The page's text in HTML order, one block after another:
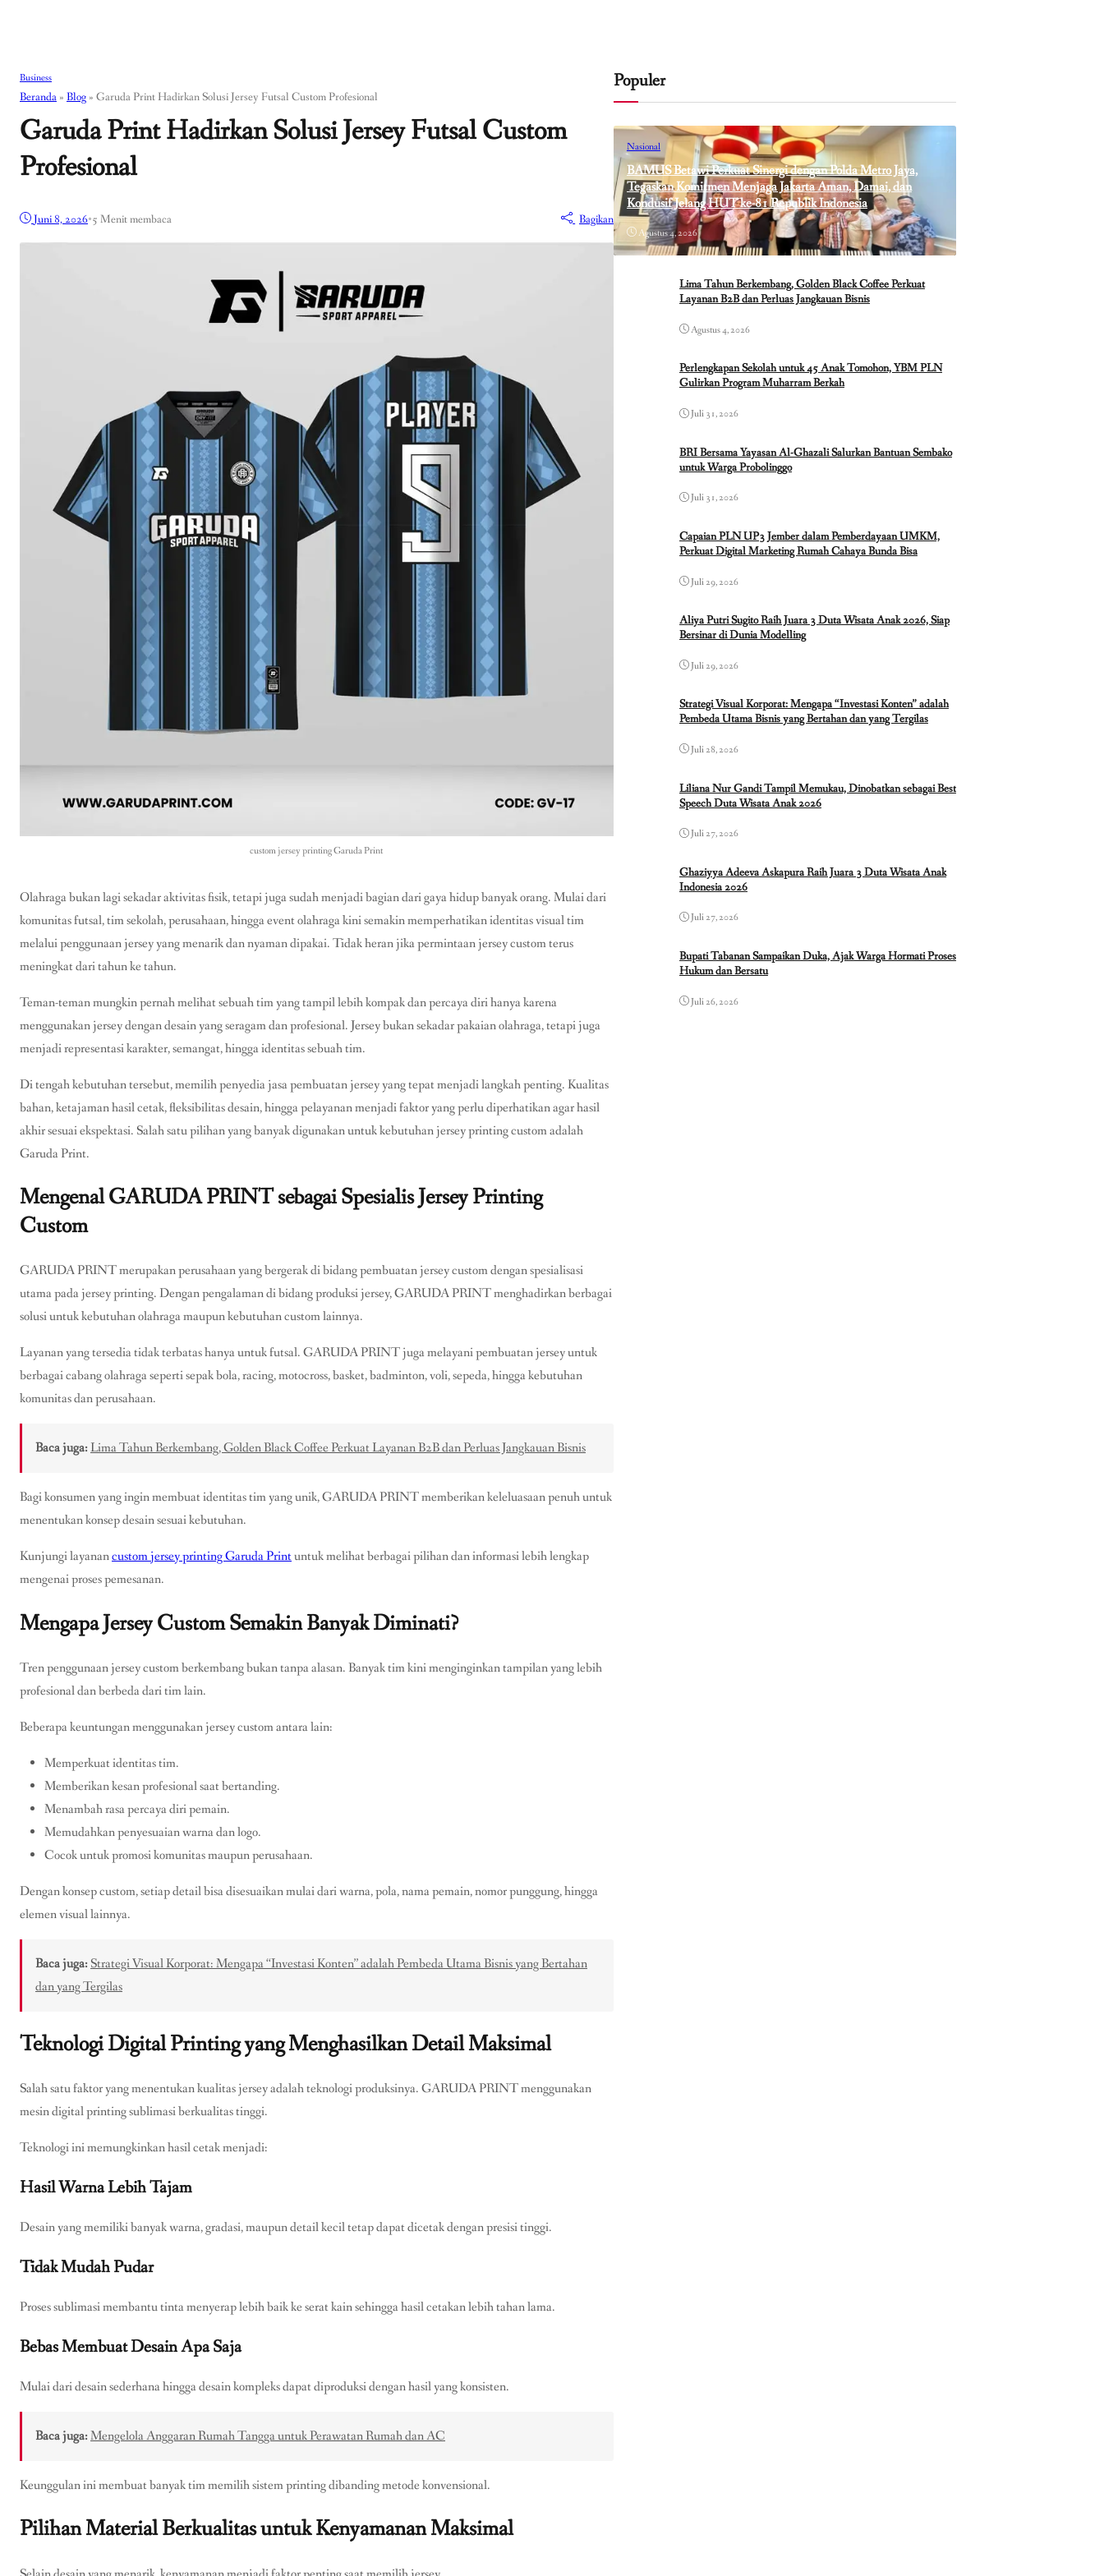
Business
Beranda » Blog » Garuda Print Hadirkan Solusi Jersey Futsal Custom Profesional
Garuda Print Hadirkan Solusi Jersey Futsal Custom
Profesional
Juni 8, 2026•5 Menit membaca Bagikan
custom jersey printing Garuda Print
Olahraga bukan lagi sekadar aktivitas fisik, tetapi juga sudah menjadi bagian dari gaya hidup banyak orang. Mulai dari
komunitas futsal, tim sekolah, perusahaan, hingga event olahraga kini semakin memperhatikan identitas visual tim
melalui penggunaan jersey yang menarik dan nyaman dipakai. Tidak heran jika permintaan jersey custom terus
meningkat dari tahun ke tahun.
Teman-teman mungkin pernah melihat sebuah tim yang tampil lebih kompak dan percaya diri hanya karena
menggunakan jersey dengan desain yang seragam dan profesional. Jersey bukan sekadar pakaian olahraga, tetapi juga
menjadi representasi karakter, semangat, hingga identitas sebuah tim.
Di tengah kebutuhan tersebut, memilih penyedia jasa pembuatan jersey yang tepat menjadi langkah penting. Kualitas
bahan, ketajaman hasil cetak, fleksibilitas desain, hingga pelayanan menjadi faktor yang perlu diperhatikan agar hasil
akhir sesuai ekspektasi. Salah satu pilihan yang banyak digunakan untuk kebutuhan jersey printing custom adalah
Garuda Print.
Mengenal GARUDA PRINT sebagai Spesialis Jersey Printing
Custom
GARUDA PRINT merupakan perusahaan yang bergerak di bidang pembuatan jersey custom dengan spesialisasi
utama pada jersey printing. Dengan pengalaman di bidang produksi jersey, GARUDA PRINT menghadirkan berbagai
solusi untuk kebutuhan olahraga maupun kebutuhan custom lainnya.
Layanan yang tersedia tidak terbatas hanya untuk futsal. GARUDA PRINT juga melayani pembuatan jersey untuk
berbagai cabang olahraga seperti sepak bola, racing, motocross, basket, badminton, voli, sepeda, hingga kebutuhan
komunitas dan perusahaan.
Baca juga:Lima Tahun Berkembang, Golden Black Coffee Perkuat Layanan B2B dan Perluas Jangkauan Bisnis
Bagi konsumen yang ingin membuat identitas tim yang unik, GARUDA PRINT memberikan keleluasaan penuh untuk
menentukan konsep desain sesuai kebutuhan.
Kunjungi layanancustom jersey printing Garuda Printuntuk melihat berbagai pilihan dan informasi lebih lengkap
mengenai proses pemesanan.
Mengapa Jersey Custom Semakin Banyak Diminati?
Tren penggunaan jersey custom berkembang bukan tanpa alasan. Banyak tim kini menginginkan tampilan yang lebih
profesional dan berbeda dari tim lain.
Beberapa keuntungan menggunakan jersey custom antara lain:
Memperkuat identitas tim.
Memberikan kesan profesional saat bertanding.
Menambah rasa percaya diri pemain.
Memudahkan penyesuaian warna dan logo.
Cocok untuk promosi komunitas maupun perusahaan.
Dengan konsep custom, setiap detail bisa disesuaikan mulai dari warna, pola, nama pemain, nomor punggung, hingga
elemen visual lainnya.
Baca juga:Strategi Visual Korporat: Mengapa “Investasi Konten” adalah Pembeda Utama Bisnis yang Bertahan
dan yang Tergilas
Teknologi Digital Printing yang Menghasilkan Detail Maksimal
Salah satu faktor yang menentukan kualitas jersey adalah teknologi produksinya. GARUDA PRINT menggunakan
mesin digital printing sublimasi berkualitas tinggi.
Teknologi ini memungkinkan hasil cetak menjadi:
Hasil Warna Lebih Tajam
Desain yang memiliki banyak warna, gradasi, maupun detail kecil tetap dapat dicetak dengan presisi tinggi.
Tidak Mudah Pudar
Proses sublimasi membantu tinta menyerap lebih baik ke serat kain sehingga hasil cetakan lebih tahan lama.
Bebas Membuat Desain Apa Saja
Mulai dari desain sederhana hingga desain kompleks dapat diproduksi dengan hasil yang konsisten.
Baca juga:Mengelola Anggaran Rumah Tangga untuk Perawatan Rumah dan AC
Keunggulan ini membuat banyak tim memilih sistem printing dibanding metode konvensional.
Pilihan Material Berkualitas untuk Kenyamanan Maksimal
Populer
Nasional
BAMUS Betawi Perkuat Sinergi dengan Polda Metro Jaya,
Tegaskan Komitmen Menjaga Jakarta Aman, Damai, dan
Kondusif Jelang HUT ke-81 Republik Indonesia
Agustus 4, 2026
Lima Tahun Berkembang, Golden Black Coffee Perkuat
Layanan B2B dan Perluas Jangkauan Bisnis
Agustus 4, 2026
Perlengkapan Sekolah untuk 45 Anak Tomohon, YBM PLN
Gulirkan Program Muharram Berkah
Juli 31, 2026
BRI Bersama Yayasan Al-Ghazali Salurkan Bantuan Sembako
untuk Warga Probolinggo
Juli 31, 2026
Capaian PLN UP3 Jember dalam Pemberdayaan UMKM,
Perkuat Digital Marketing Rumah Cahaya Bunda Bisa
Juli 29, 2026
Aliya Putri Sugito Raih Juara 3 Duta Wisata Anak 2026, Siap
Bersinar di Dunia Modelling
Juli 29, 2026
Strategi Visual Korporat: Mengapa “Investasi Konten” adalah
Pembeda Utama Bisnis yang Bertahan dan yang Tergilas
Juli 28, 2026
Liliana Nur Gandi Tampil Memukau, Dinobatkan sebagai Best
Speech Duta Wisata Anak 2026
Juli 27, 2026
Ghaziyya Adeeva Askapura Raih Juara 3 Duta Wisata Anak
Indonesia 2026
Juli 27, 2026
Bupati Tabanan Sampaikan Duka, Ajak Warga Hormati Proses
Hukum dan Bersatu
Juli 26, 2026